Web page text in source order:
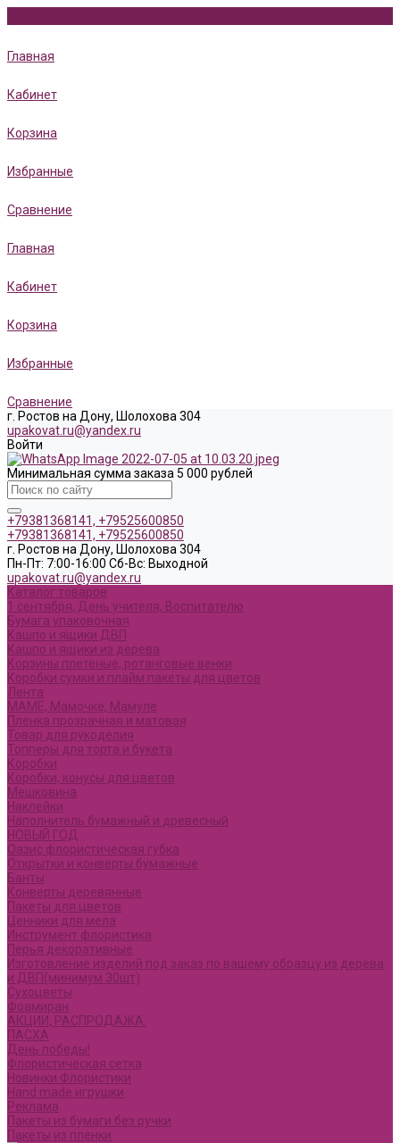
Главная
Кабинет
Корзина
Избранные
Сравнение
Главная
Кабинет
Корзина
Избранные
Сравнение
г. Ростов на Дону, Шолохова 304
upakovat.ru@yandex.ru
Войти
Минимальная сумма заказа 5 000 рублей
+79381368141, +79525600850
+79381368141, +79525600850
г. Ростов на Дону, Шолохова 304
Пн-Пт: 7:00-16:00 Cб-Вс: Выходной
upakovat.ru@yandex.ru
Каталог товаров
1 сентября, День учителя, Воспитателю
Бумага упаковочная
Кашпо и ящики ДВП
Кашпо и ящики из дерева
Корзины плетеные, ротанговые венки
Коробки сумки и плайм пакеты для цветов
Лента
МАМЕ, Мамочке, Мамуле
Пленка прозрачная и матовая
Товар для рукоделия
Топперы для торта и букета
Коробки
Коробки, конусы для цветов
Мешковина
Наклейки
Наполнитель бумажный и древесный
НОВЫЙ ГОД
Оазис флористическая губка
Открытки и конверты бумажные
Банты
Конверты деревянные
Пакеты для цветов
Ценники для мела
Инструмент флористика
Перья декоративные
Изготовление изделий под заказ по вашему образцу из дерева
и ДВП(минимум 30шт)
Сухоцветы
Фоамиран
АКЦИИ, РАСПРОДАЖА.
ПАСХА
День победы!
Флористическая сетка
Новинки Флористики
Hand made игрушки
Реклама
Пакеты из бумаги без ручки
Пакеты из пленки